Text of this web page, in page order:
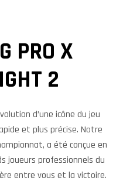
PRO X
2
d’une icône du jeu
et plus précise. Notre
a été conçue en
joueurs professionnels du
entre vous et la victoire.